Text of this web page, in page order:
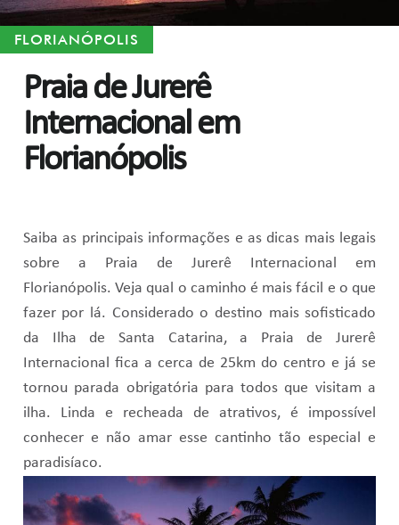
FLORIANÓPOLIS
Praia de Jurerê
Internacional em
Florianópolis
Saiba as principais informações e as dicas mais legais
sobre a Praia de Jurerê Internacional em
Florianópolis. Veja qual o caminho é mais fácil e o que
fazer por lá. Considerado o destino mais sofisticado
da Ilha de Santa Catarina, a Praia de Jurerê
Internacional fica a cerca de 25km do centro e já se
tornou parada obrigatória para todos que visitam a
ilha. Linda e recheada de atrativos, é impossível
conhecer e não amar esse cantinho tão especial e
paradisíaco.